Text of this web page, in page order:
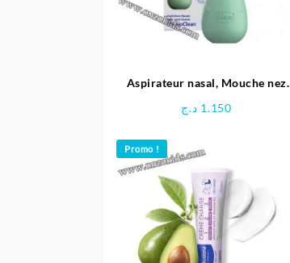
Aspirateur nasal, Mouche nez
1.150 د.ج
Promo !